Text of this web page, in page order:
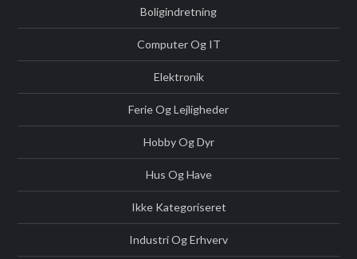
Boligindretning
Computer Og IT
Elektronik
Ferie Og Lejligheder
Hobby Og Dyr
Hus Og Have
Ikke Kategoriseret
Industri Og Erhverv